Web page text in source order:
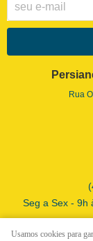
Rua
Seg a Sex - 9h
Usamos cookies para